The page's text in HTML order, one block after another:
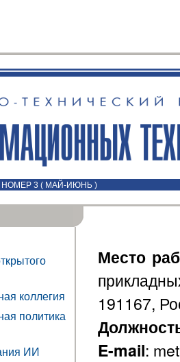
НОМЕР 3 ( МАЙ-ИЮНЬ )
коллегия
политика
ИИ
Место
191167,
E-mail: